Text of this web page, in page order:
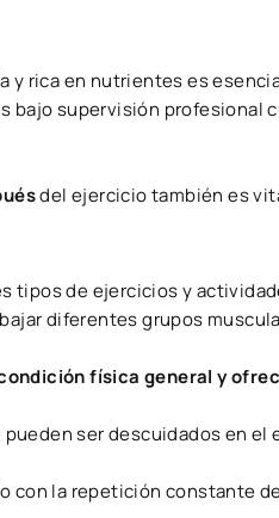
y rica en nutrientes es
supervisión profesional
del ejercicio también es
tipos de ejercicios y
diferentes grupos
física general y
pueden ser descuidados en
con la repetición constante